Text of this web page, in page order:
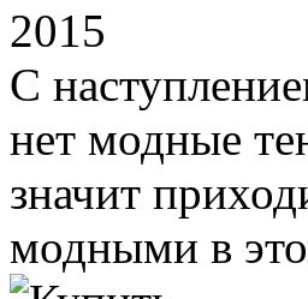
С
нет модные
значит
модными в